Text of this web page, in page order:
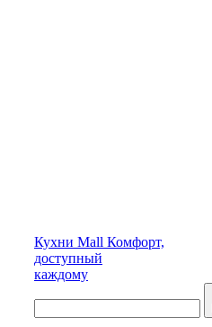
Кухни Mall Комфорт,
доступный
каждому